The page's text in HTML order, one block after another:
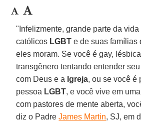
"Infelizmente, grande parte da
católicos LGBT e de suas famílias
eles moram. Se você é gay,
transgênero tentando entender
com Deus e a Igreja, ou se você é
pessoa LGBT, e você vive em
com pastores de mente aberta,
diz o PadreJames Martin, SJ, em